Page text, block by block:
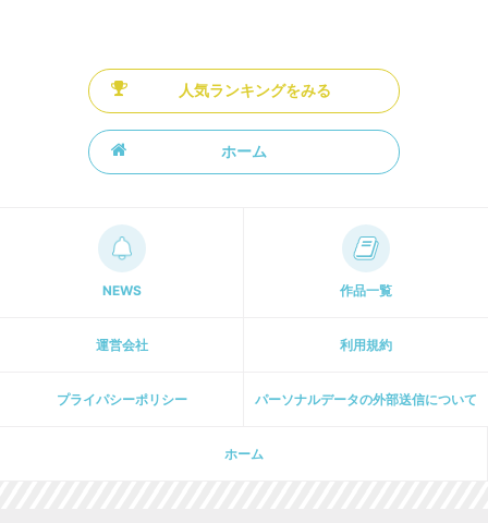
人気ランキングをみる
ホーム
NEWS 作品一覧
運営会社 利用規約
プライパシーポリシー パーソナルデータの外部送信について
ホーム